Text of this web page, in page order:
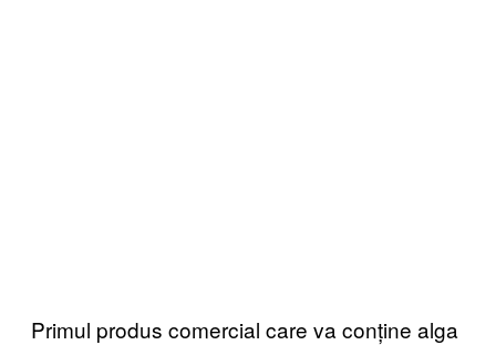
Primul produs comercial care va conține alga